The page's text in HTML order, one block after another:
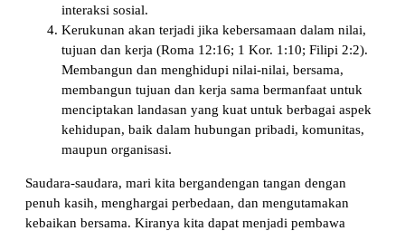
interaksi sosial.
Kerukunan akan terjadi jika kebersamaan dalam nilai,
tujuan dan kerja (Roma 12:16; 1 Kor. 1:10; Filipi 2:2).
Membangun dan menghidupi nilai-nilai, bersama,
membangun tujuan dan kerja sama bermanfaat untuk
menciptakan landasan yang kuat untuk berbagai aspek
kehidupan, baik dalam hubungan pribadi, komunitas,
maupun organisasi.
Saudara-saudara, mari kita bergandengan tangan dengan
penuh kasih, menghargai perbedaan, dan mengutamakan
kebaikan bersama. Kiranya kita dapat menjadi pembawa